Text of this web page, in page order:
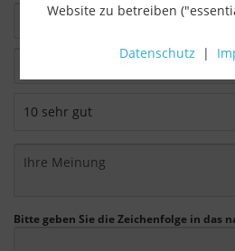
Bitte geben Sie die Zeichenfolge in das
Website zu betreiben
Verwendung zustimmen (z. B.
Akkordeon-Elementen können
akzeptieren" oder "individuelle
Die Zustimmung zur
Datenschutz |